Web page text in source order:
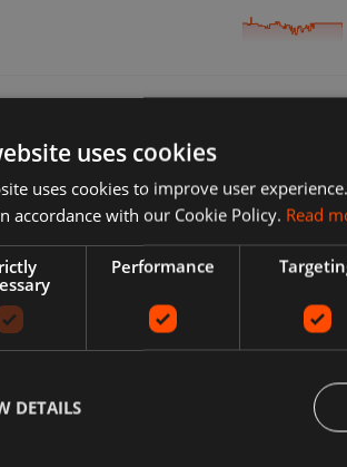
uses cookies
uses cookies to improve user
accordance with our Cookie Policy. Read
Performance
DETAILS